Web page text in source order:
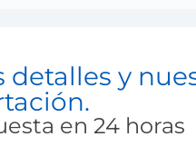
y
en 24 horas